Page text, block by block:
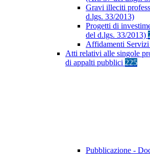
Gravi illeciti
d.lgs. 33/2013)
Progetti di
del d.lgs. 33/2013)
Affidamenti
Atti relativi alle singole
di appalti pubblici 225
Pubblicazione -